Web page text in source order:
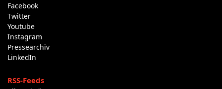
Facebook
Twitter
Youtube
Instagram
Pressearchiv
LinkedIn
RSS-Feeds